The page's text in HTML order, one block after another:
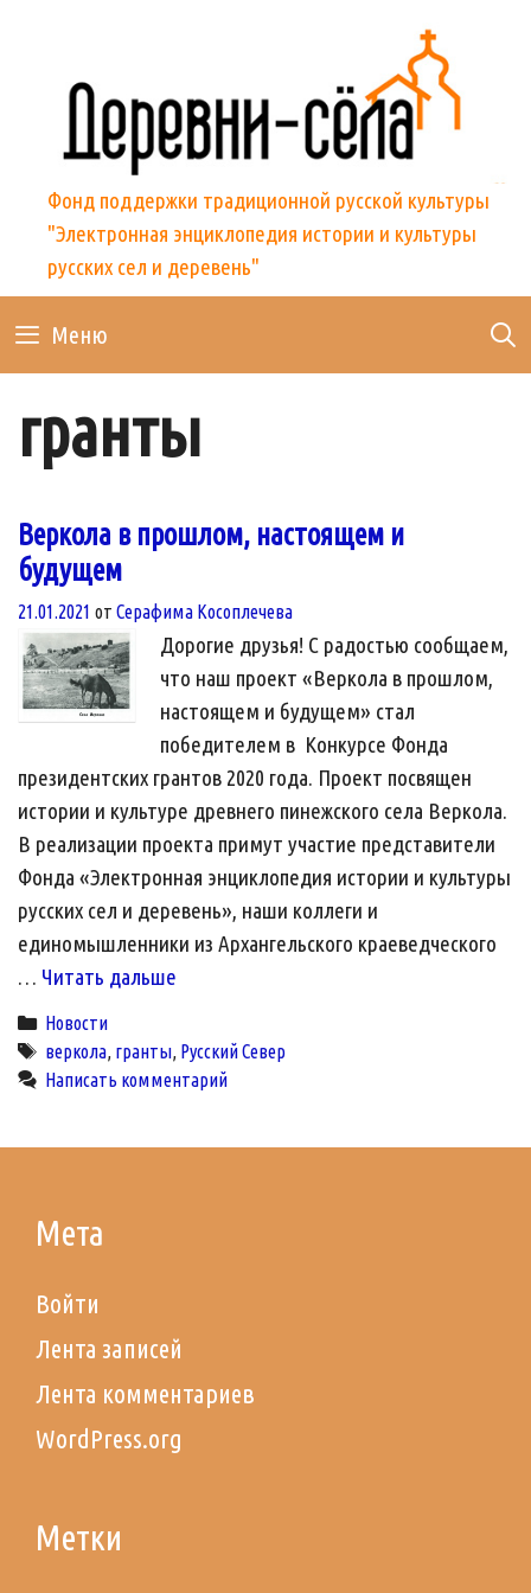
Фонд поддержки традиционной русской культуры
"Электронная энциклопедия истории и культуры
русских сел и деревень"
Меню
гранты
Веркола в прошлом, настоящем и
будущем
21.01.2021 от Серафима Косоплечева
Дорогие друзья! С радостью сообщаем,
что наш проект «Веркола в прошлом,
настоящем и будущем» стал
победителем в Конкурсе Фонда
президентских грантов 2020 года. Проект посвящен
истории и культуре древнего пинежского села Веркола.
В реализации проекта примут участие представители
Фонда «Электронная энциклопедия истории и культуры
русских сел и деревень», наши коллеги и
единомышленники из Архангельского краеведческого
… Читать дальше
прошлом,
настоящем
будущем
Categories
Новости
Tags
веркола, гранты, Русский Север
Написать комментарий
Мета
Войти
Лента записей
Лента комментариев
WordPress.org
Метки